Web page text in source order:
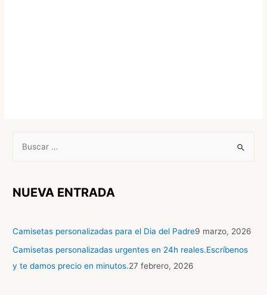
NUEVA ENTRADA
Camisetas personalizadas para el Dia del Padre9 marzo, 2026
Camisetas personalizadas urgentes en 24h reales.Escríbenos
y te damos precio en minutos.27 febrero, 2026